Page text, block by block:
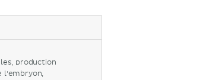
production
l'embryon,